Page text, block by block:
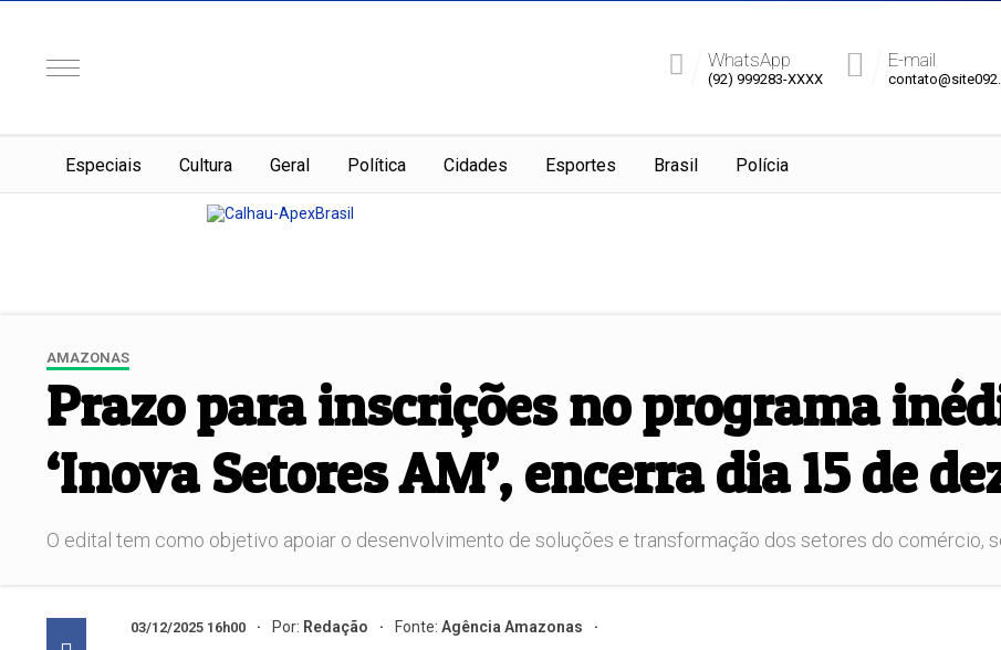
E-mail
WhatsApp
(92) 999283-XXXX
Especiais Cultura Geral Política Cidades Esportes Brasil Polícia
AMAZONAS
Prazo para inscrições no programa
‘Inova Setores AM’, encerra dia 15 de
O edital tem como objetivo apoiar o desenvolvimento de soluções e transformação dos setores do comércio,
03/12/2025 16h00 Por: Redação Fonte: Agência Amazonas